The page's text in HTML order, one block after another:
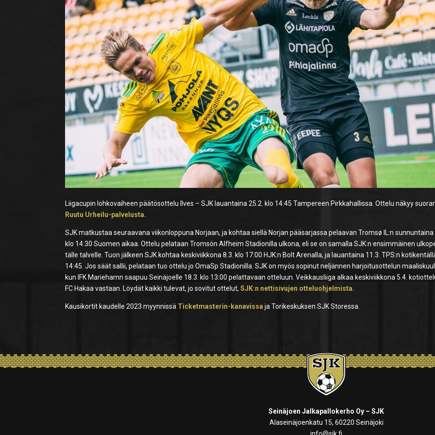
Liigacupin lohkovaiheen päätösottelu Ilves – SJK lauantaina 25.2. klo 14:45 Tampereen Pirkkahallissa. Ottelu näkyy
Ruutu Urheilu-palvelusta.
SJK matkustaa seuraavana viikonloppuna Norjaan, ja kohtaa siellä Norjan pääsarjassa pelaavan Tromsø IL:n sunnuntaina
klo 14:30 Suomen aikaa. Ottelu pelataan Tromsön Alfheim Stadionilla ulkona, eli se on samalla SJK:n ensimmäinen
tälle talvelle. Tuon jälkeen SJK kohtaa keskiviikkona 8.3. klo 17:00 HJK:n Bolt Arenalla, ja lauantaina 11.3. TPS:n
14:45. Jos säät sallii, pelataan tuo ottelu jo OmaSp Stadionilla. SJK on myös sopinut neljännen harjoitusottelun
kun IFK Mariehamn saapuu Seinäjoelle 18.3. klo 13:00 pelattavaan otteluun. Veikkausliiga alkaa keskiviikkona 5.4.
FC Hakaa vastaan. Löydät kaikki tulevat, jo sovitut ottelut,SJK:n nettisivujen otteluohjelmista.
Kausikortit kaudelle 2023 myynnissä Ticketmasterin-kanavissa ja Torikeskuksen SJK Storessa.
Seinäjoen Jalkapallokerho Oy – SJK
Alaseinäjoenkatu 15, 60220 Seinäjoki